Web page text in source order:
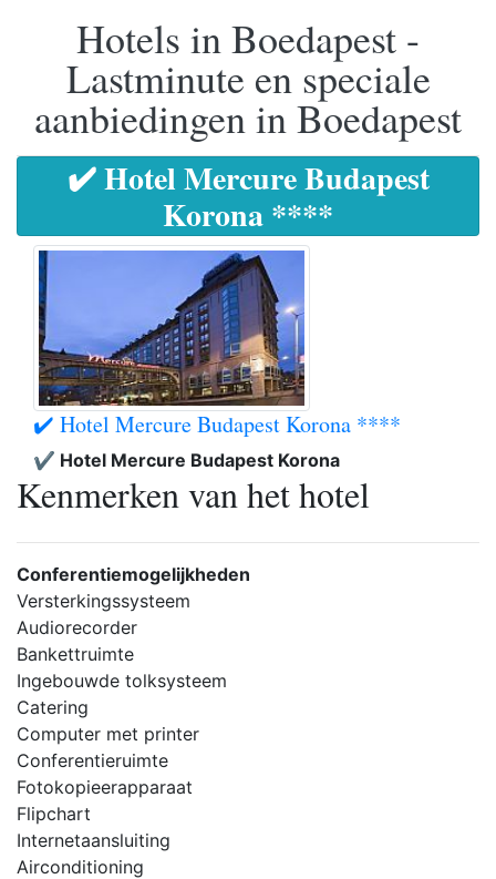
Hotels in Boedapest -
Lastminute en speciale
aanbiedingen in Boedapest
✔️ Hotel Mercure Budapest
Korona ****
✔️ Hotel Mercure Budapest Korona ****
✔️ Hotel Mercure Budapest Korona
Kenmerken van het hotel
Conferentiemogelijkheden
Versterkingssysteem
Audiorecorder
Bankettruimte
Ingebouwde tolksysteem
Catering
Computer met printer
Conferentieruimte
Fotokopieerapparaat
Flipchart
Internetaansluiting
Airconditioning